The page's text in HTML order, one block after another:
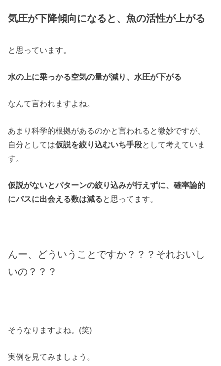
気圧が下降傾向になると、魚の活性が上がる
と思っています。
水の上に乗っかる空気の量が減り、水圧が下がる
なんて言われますよね。
あまり科学的根拠があるのかと言われると微妙ですが、
自分としては仮説を絞り込むいち手段として考えていま
す。
仮説がないとパターンの絞り込みが行えずに、確率論的
にバスに出会える数は減ると思ってます。
んー、どういうことですか？？？それおいし
いの？？？
そうなりますよね。(笑)
実例を見てみましょう。